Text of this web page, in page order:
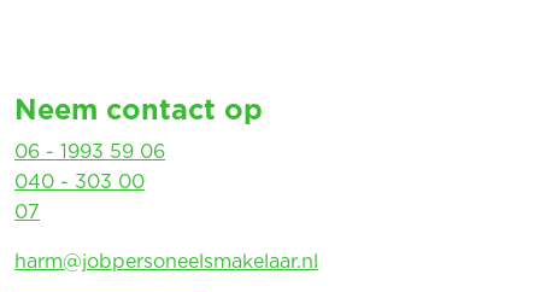
Neem contact op
06 - 1993 59 06
040 - 303 00
07
harm@jobpersoneelsmakelaar.nl